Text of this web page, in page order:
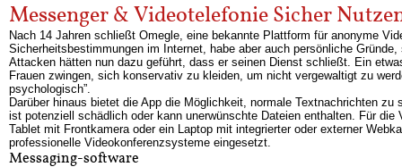
Messenger & Videotelefonie Sicher
Nach 14 Jahren schließt Omegle, eine bekannte Plattform für anonyme
Sicherheitsbestimmungen im Internet, habe aber auch persönliche
Attacken hätten nun dazu geführt, dass er seinen Dienst schließt. Ein
Frauen zwingen, sich konservativ zu kleiden, um nicht vergewaltigt zu
psychologisch”.
Darüber hinaus bietet die App die Möglichkeit, normale Textnachrichten
ist potenziell schädlich oder kann unerwünschte Dateien enthalten. Für
Tablet mit Frontkamera oder ein Laptop mit integrierter oder externer
professionelle Videokonferenzsysteme eingesetzt.
Messaging-software